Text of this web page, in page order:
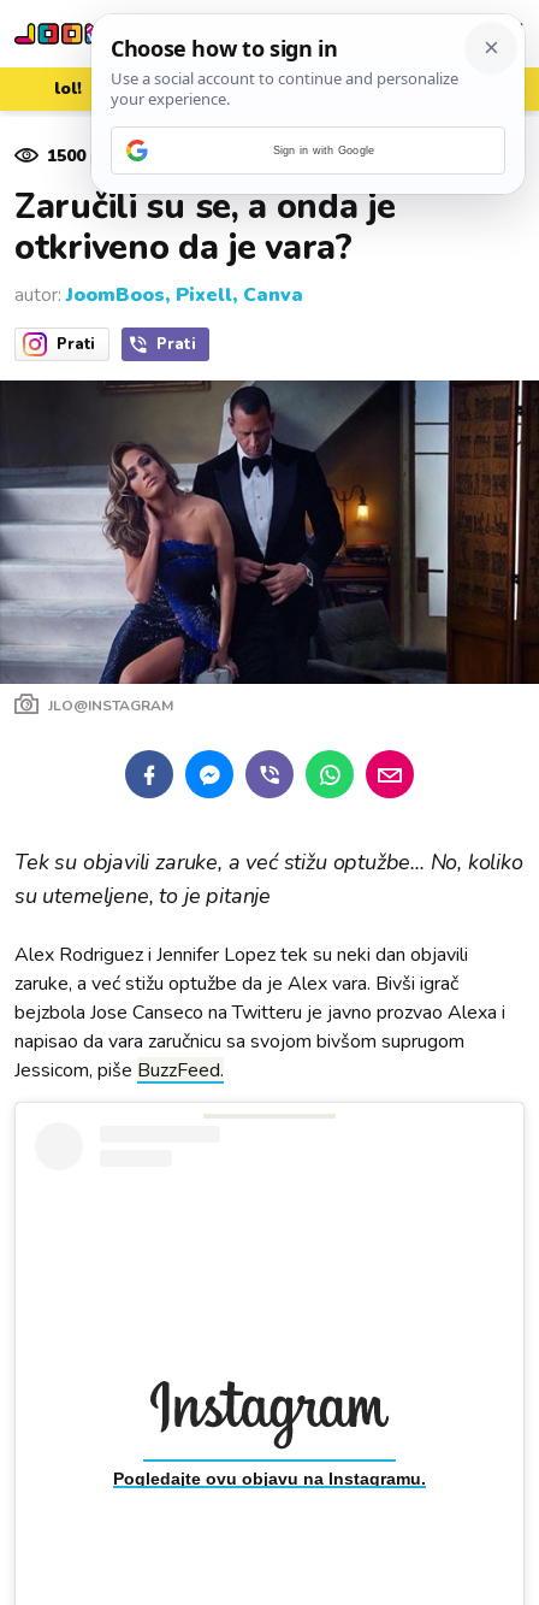
lol! aww vrh! woot?!
1500pregleda
Zaručili su se, a onda je
otkriveno da je vara?
autor:JoomBoos, Pixell, Canva
Prati Prati
JLO@INSTAGRAM
Tek su objavili zaruke, a već stižu optužbe... No, koliko
su utemeljene, to je pitanje
Alex Rodriguez i Jennifer Lopez tek su neki dan objavili
zaruke, a već stižu optužbe da je Alex vara. Bivši igrač
bejzbola Jose Canseco na Twitteru je javno prozvao Alexa i
napisao da vara zaručnicu sa svojom bivšom suprugom
Jessicom, piše BuzzFeed.
Pogledajte ovu objavu na Instagramu.
Sign in with Google